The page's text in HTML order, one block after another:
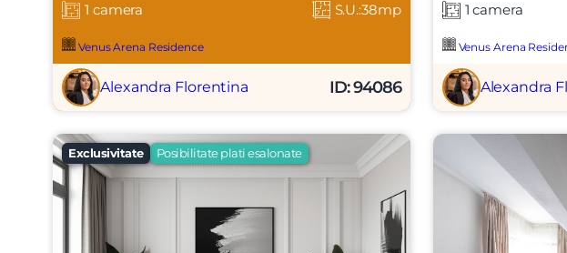
1 camera S.U.:38mp
Venus Arena Residence
Alexandra Florentina ID: 94086
1 camera
Venus Arena
Alexandra
Exclusivitate Posibilitate plati esalonate
Vreau
Nume
Telefon